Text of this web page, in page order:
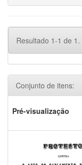
Resultado 1-1 de 1.
Conjunto de itens:
Pré-visualização